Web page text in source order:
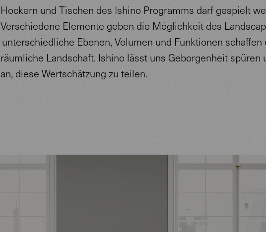
Hockern und Tischen des Ishino Programms darf gespielt
Verschiedene Elemente geben die Möglichkeit des
unterschiedliche Ebenen, Volumen und Funktionen schaffen
räumliche Landschaft. Ishino lässt uns Geborgenheit spüren
an, diese Wertschätzung zu teilen.